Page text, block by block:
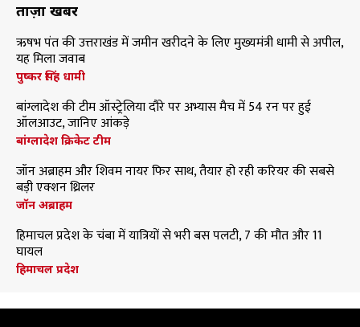
ताज़ा खबरें
ऋषभ पंत की उत्तराखंड में जमीन खरीदने के लिए मुख्यमंत्री धामी से अपील,
यह मिला जवाब
पुष्कर सिंह धामी
बांग्लादेश की टीम ऑस्ट्रेलिया दौरे पर अभ्यास मैच में 54 रन पर हुई
ऑलआउट, जानिए आंकड़े
बांग्लादेश क्रिकेट टीम
जॉन अब्राहम और शिवम नायर फिर साथ, तैयार हो रही करियर की सबसे
बड़ी एक्शन थ्रिलर
जॉन अब्राहम
हिमाचल प्रदेश के चंबा में यात्रियों से भरी बस पलटी, 7 की मौत और 11
घायल
हिमाचल प्रदेश